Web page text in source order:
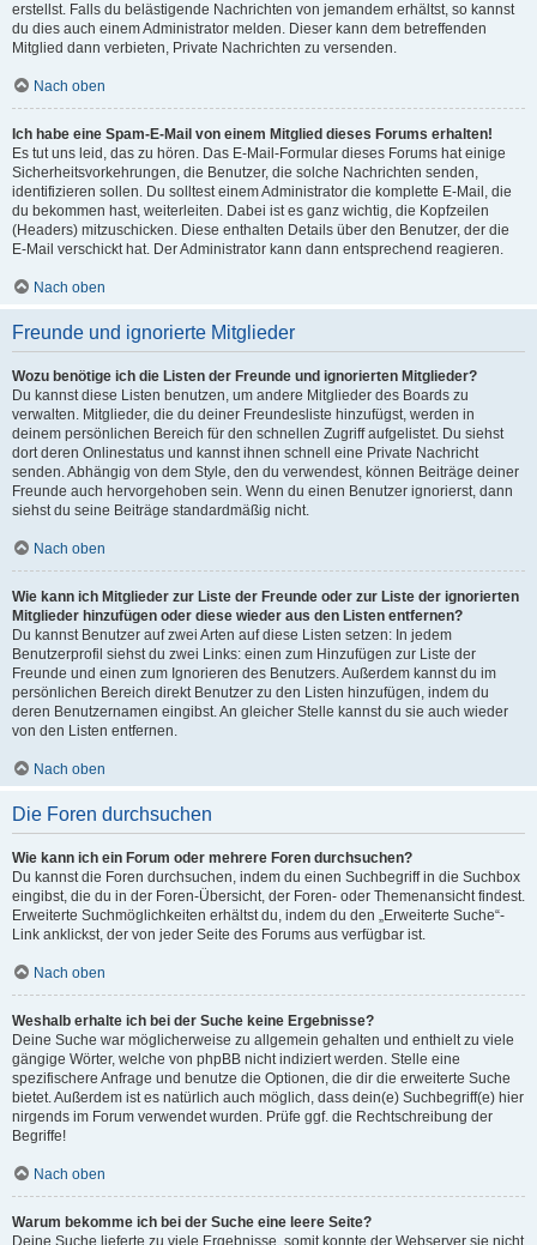
erstellst. Falls du belästigende Nachrichten von jemandem erhältst, so kannst
du dies auch einem Administrator melden. Dieser kann dem betreffenden
Mitglied dann verbieten, Private Nachrichten zu versenden.
Nach oben
Ich habe eine Spam-E-Mail von einem Mitglied dieses Forums erhalten!
Es tut uns leid, das zu hören. Das E-Mail-Formular dieses Forums hat einige
Sicherheitsvorkehrungen, die Benutzer, die solche Nachrichten senden,
identifizieren sollen. Du solltest einem Administrator die komplette E-Mail, die
du bekommen hast, weiterleiten. Dabei ist es ganz wichtig, die Kopfzeilen
(Headers) mitzuschicken. Diese enthalten Details über den Benutzer, der die
E-Mail verschickt hat. Der Administrator kann dann entsprechend reagieren.
Nach oben
Freunde und ignorierte Mitglieder
Wozu benötige ich die Listen der Freunde und ignorierten Mitglieder?
Du kannst diese Listen benutzen, um andere Mitglieder des Boards zu
verwalten. Mitglieder, die du deiner Freundesliste hinzufügst, werden in
deinem persönlichen Bereich für den schnellen Zugriff aufgelistet. Du siehst
dort deren Onlinestatus und kannst ihnen schnell eine Private Nachricht
senden. Abhängig von dem Style, den du verwendest, können Beiträge deiner
Freunde auch hervorgehoben sein. Wenn du einen Benutzer ignorierst, dann
siehst du seine Beiträge standardmäßig nicht.
Nach oben
Wie kann ich Mitglieder zur Liste der Freunde oder zur Liste der ignorierten
Mitglieder hinzufügen oder diese wieder aus den Listen entfernen?
Du kannst Benutzer auf zwei Arten auf diese Listen setzen: In jedem
Benutzerprofil siehst du zwei Links: einen zum Hinzufügen zur Liste der
Freunde und einen zum Ignorieren des Benutzers. Außerdem kannst du im
persönlichen Bereich direkt Benutzer zu den Listen hinzufügen, indem du
deren Benutzernamen eingibst. An gleicher Stelle kannst du sie auch wieder
von den Listen entfernen.
Nach oben
Die Foren durchsuchen
Wie kann ich ein Forum oder mehrere Foren durchsuchen?
Du kannst die Foren durchsuchen, indem du einen Suchbegriff in die Suchbox
eingibst, die du in der Foren-Übersicht, der Foren- oder Themenansicht findest.
Erweiterte Suchmöglichkeiten erhältst du, indem du den „Erweiterte Suche“-
Link anklickst, der von jeder Seite des Forums aus verfügbar ist.
Nach oben
Weshalb erhalte ich bei der Suche keine Ergebnisse?
Deine Suche war möglicherweise zu allgemein gehalten und enthielt zu viele
gängige Wörter, welche von phpBB nicht indiziert werden. Stelle eine
spezifischere Anfrage und benutze die Optionen, die dir die erweiterte Suche
bietet. Außerdem ist es natürlich auch möglich, dass dein(e) Suchbegriff(e) hier
nirgends im Forum verwendet wurden. Prüfe ggf. die Rechtschreibung der
Begriffe!
Nach oben
Warum bekomme ich bei der Suche eine leere Seite?
Deine Suche lieferte zu viele Ergebnisse, somit konnte der Webserver sie nicht